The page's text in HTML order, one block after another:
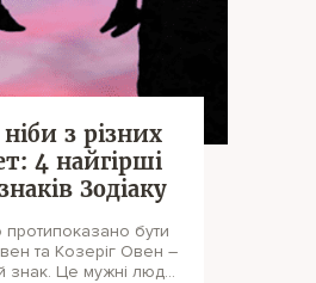
з різних
4 найгірші
Зодіаку
протипоказано бути
знак. Це мужні люди,